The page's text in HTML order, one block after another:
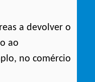
a devolver o
ao
no comércio